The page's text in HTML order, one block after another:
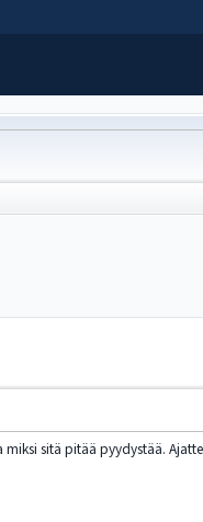
sitä pitää pyydystää.